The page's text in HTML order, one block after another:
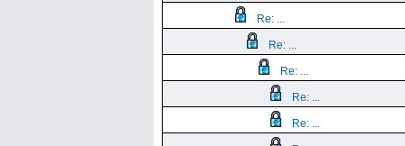
Re: ...
Re: ...
Re: ...
Re: ...
Re: ...